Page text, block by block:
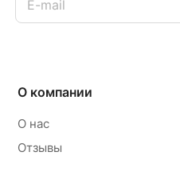
О компании
О нас
Отзывы